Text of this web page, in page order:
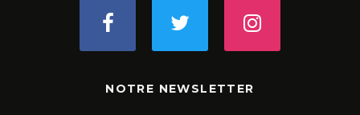
NOTRE NEWSLETTER